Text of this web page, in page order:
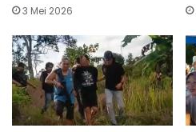
3 Mei 2026